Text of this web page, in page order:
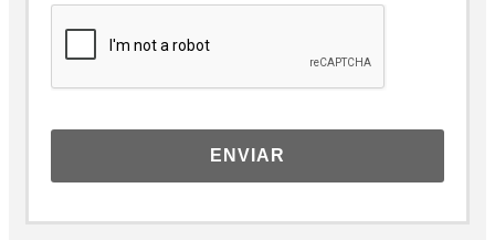
ENVIAR